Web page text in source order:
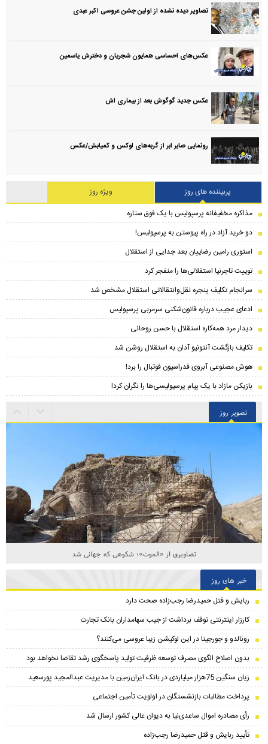
تصاویر دیده نشده از اولین جشن عروسی اکبر عبدی
عکس‌های احساسی همایون شجریان و دخترش یاسمین
عکس جدید گوگوش بعد از بیماری اش
رونمایی صابر ابر از گربه‌های لوکس و کمیابش/عکس
پربیننده های روز
ویژه روز
مذاکره مخفیفانه پرسپولیس با یک فوق ستاره
دو خرید آزاد در راه پیوستن به پرسپولیس!
استوری رامین رضاییان بعد جدایی از استقلال
توییت تاجرنیا استقلالی‌ها را منفجر کرد
سرانجام تکلیف پنجره نقل‌وانتقالاتی استقلال مشخص شد
ادعای عجیب درباره قانون‌شکنی سرمربی پرسپولیس
دیدار مرد همه‌کاره استقلال با حسن روحانی
تکلیف بازگشت آنتونیو آدان به استقلال روشن شد
هوش مصنوعی آبروی فدراسیون فوتبال را برد!
بازیکن مازاد با یک پیام پرسپولیسی‌ها را نگران کرد!
تصویر روز
تصاویری از «الموت»؛ شکوهی که جهانی شد
خبر های روز
ربایش و قتل حمیدرضا رجب‌زاده صحت دارد
کارزار اینترنتی توقف برداشت از جیب سهامداران بانک تجارت
رونالدو و جورجینا در این لوکیشن زیبا عروسی می‌کنند؟
بدون اصلاح الگوی مصرف توسعه ظرفیت تولید پاسخگوی رشد تقاضا نخواهد بود
زیان سنگین 75هزار میلیاردی در بانک ایران‌زمین با مدیریت عبدالمجید پورسعید
پرداخت مطالبات بازنشستگان در اولویت تأمین اجتماعی
رأی مصادره اموال ساعدی‌نیا به دیوان عالی کشور ارسال شد
تأیید ربایش و قتل حمیدرضا رجب‌زاده